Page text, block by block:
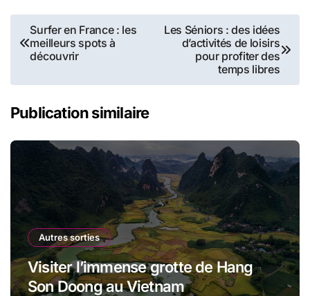
Navigation
de
Surfer en France : les
meilleurs spots à
découvrir
Les Séniors : des idées
d’activités de loisirs
pour profiter des
temps libres
Publication similaire
Autres sorties
Visiter l’immense grotte de Hang
Son Doong au Vietnam